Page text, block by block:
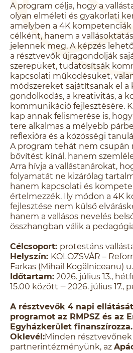
A program célja, hogy a
olyan elméleti és gyakorlati
amelyben a 4K
célként, hanem a
jelennek meg. A képzés
a résztvevők újragondolják
szerepüket, tudatosítsák
kapcsolati működésüket,
módszereket sajátítsanak el a
gondolkodás, a kreativitás, a
kommunikáció fejlesztésére.
kap annak felismerése is,
tere alkalmas a mélyebb
reflexióra és a közösségi
A program tehát nem csupán
bővítést kínál, hanem
Arra hívja a vallástanárokat,
folyamatát ne kizárólag
hanem kapcsolati és
értelmezzék. Ily módon a 4K
fejlesztése nem külső
hanem a vallásos nevelés
összhangban válik a
Célcsoport: protestáns
Helyszín: KOLOZSVÁR –
Farkas (Mihail Kogălniceanu)
Időtartam: 2026. július 13.,
15.00 között ‒ 2026. július 17.,
A résztvevők 4 napi
programot az RMPSZ és az
Egyházkerület finanszírozza.
Oklevél:Minden résztvevőnek
partnerintézményünk, az